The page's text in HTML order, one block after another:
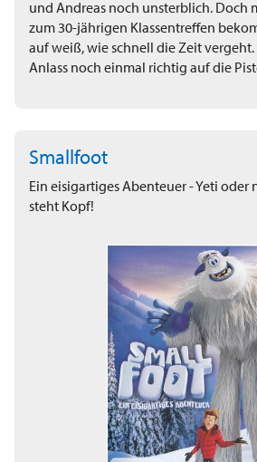
und Andreas noch unsterblich. Doch
zum 30-jährigen Klassentreffen
auf weiß, wie schnell die Zeit
Anlass noch einmal richtig auf die
Smallfoot
Ein eisigartiges Abenteuer - Yeti oder
steht Kopf!